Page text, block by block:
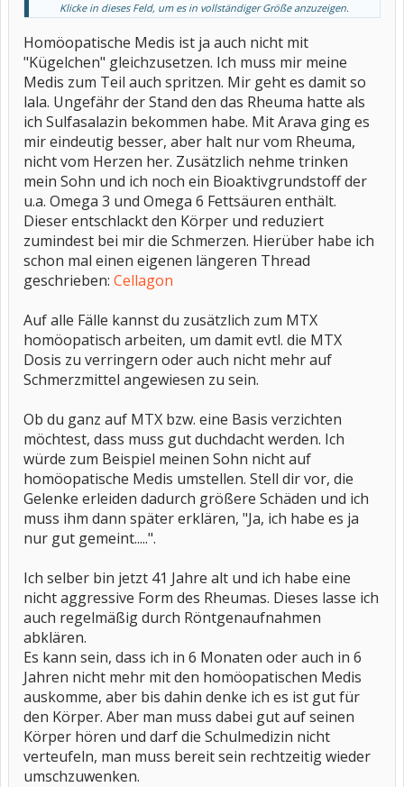
durch regelmäßige Röntgenaufnahmen (MRT der Handgelenke)
kontrollieren, ob es agressiv ist und deine Knochen zerstört. Mein
Sohn (15) hat letzes Jahr aufgrund der PSA über 6 Monate im
Rollstuhl gesessen. Er bekommt jetzt Enbrel, MTX und Cortison. Ich
persönlich habe auch PSA. Ich nehme "nur" homöopatische Medis,
da ich zwei Basistherapien nicht vertragen habe und nun vor der 3.
etwas bammel habe. Ich habe aber auch das Glück, dass es mich
so nicht doll erwischt hat, bis auf Nachts und morgens kann ich so
ganz gut leben. Und meine PSA ist (zumindest bisher) nicht
agressiv, ansonsten würde ich mich nicht trauen nur mit
homöopatischen Medis zu arbeiten.
Mit der Ernährung kannst du auch ein wenig was beeinflussen.
Hierzu gab es gerade einen eigenen Forumseintrag:
http://www.rheuma-online.de/phorum/s...highlight=anko
Klicke in dieses Feld, um es in vollständiger Größe anzuzeigen.
Homöopatische Medis ist ja auch nicht mit
"Kügelchen" gleichzusetzen. Ich muss mir meine
Medis zum Teil auch spritzen. Mir geht es damit so
lala. Ungefähr der Stand den das Rheuma hatte als
ich Sulfasalazin bekommen habe. Mit Arava ging es
mir eindeutig besser, aber halt nur vom Rheuma,
nicht vom Herzen her. Zusätzlich nehme trinken
mein Sohn und ich noch ein Bioaktivgrundstoff der
u.a. Omega 3 und Omega 6 Fettsäuren enthält.
Dieser entschlackt den Körper und reduziert
zumindest bei mir die Schmerzen. Hierüber habe ich
schon mal einen eigenen längeren Thread
geschrieben: Cellagon
Auf alle Fälle kannst du zusätzlich zum MTX
homöopatisch arbeiten, um damit evtl. die MTX
Dosis zu verringern oder auch nicht mehr auf
Schmerzmittel angewiesen zu sein.
Ob du ganz auf MTX bzw. eine Basis verzichten
möchtest, dass muss gut duchdacht werden. Ich
würde zum Beispiel meinen Sohn nicht auf
homöopatische Medis umstellen. Stell dir vor, die
Gelenke erleiden dadurch größere Schäden und ich
muss ihm dann später erklären, "Ja, ich habe es ja
nur gut gemeint.....".
Ich selber bin jetzt 41 Jahre alt und ich habe eine
nicht aggressive Form des Rheumas. Dieses lasse ich
auch regelmäßig durch Röntgenaufnahmen
abklären.
Es kann sein, dass ich in 6 Monaten oder auch in 6
Jahren nicht mehr mit den homöopatischen Medis
auskomme, aber bis dahin denke ich es ist gut für
den Körper. Aber man muss dabei gut auf seinen
Körper hören und darf die Schulmedizin nicht
verteufeln, man muss bereit sein rechtzeitig wieder
umschzuwenken.